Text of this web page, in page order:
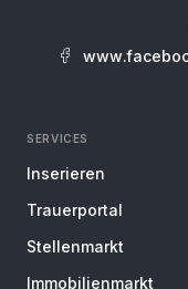
SERVICES
Inserieren
Trauerportal
Stellenmarkt
Immobilienmarkt